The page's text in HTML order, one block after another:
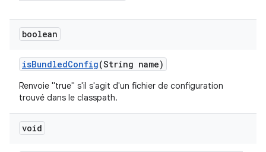
boolean
isBundledConfig(String name)
Renvoie "true" s'il s'agit d'un fichier de configuration
trouvé dans le classpath.
void